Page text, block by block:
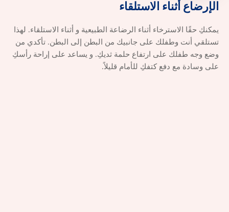
الإرضاع أثناء الاستلقاء
يمكنكِ حقًا الاسترخاء أثناء الرضاعة الطبيعية و أثناء الاستلقاء. لهذا
تستلقي أنت وطفلك على جانبيك من البطن إلى البطن. تأكدي من
وضع وجه طفلك على ارتفاع حلمة ثديكِ. و يساعد على إراحة رأسكِ
على وسادة مع دفع كتفكِ للأمام قليلاً.